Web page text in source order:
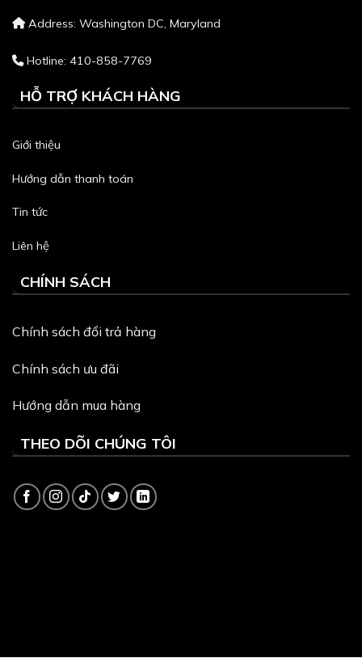
Address: Washington DC, Maryland
Hotline: 410-858-7769
HỖ TRỢ KHÁCH HÀNG
Giới thiệu
Hướng dẫn thanh toán
Tin tức
Liên hệ
CHÍNH SÁCH
Chính sách đổi trả hàng
Chính sách ưu đãi
Hướng dẫn mua hàng
THEO DÕI CHÚNG TÔI